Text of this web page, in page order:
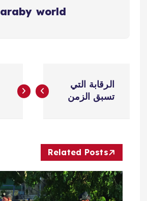
araby world
ص
ح
الرقابة التي
تسبق الزمن
Related Posts